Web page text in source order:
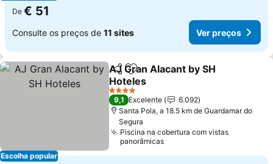
De € 51
Consulte os preços de 11 sites Ver preços
Escolha popular
PartilharAdicionar aos favoritos
AJ Gran Alacant by SH
Hoteles
Ver preços
4 Estrelas
9,1 Excelente
6.092
Santa Pola, a 18.5 km de Guardamar do
Segura
Piscina na cobertura com vistas
panorâmicas